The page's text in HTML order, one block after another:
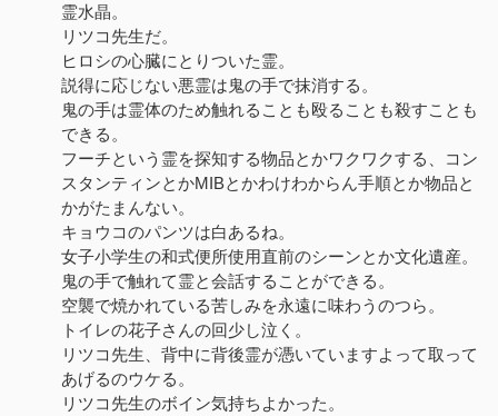
霊水晶。
リツコ先生だ。
ヒロシの心臓にとりついた霊。
説得に応じない悪霊は鬼の手で抹消する。
鬼の手は霊体のため触れることも殴ることも殺すことも
できる。
フーチという霊を探知する物品とかワクワクする、コン
スタンティンとかMIBとかわけわからん手順とか物品と
かがたまんない。
キョウコのパンツは白あるね。
女子小学生の和式便所使用直前のシーンとか文化遺産。
鬼の手で触れて霊と会話することができる。
空襲で焼かれている苦しみを永遠に味わうのつら。
トイレの花子さんの回少し泣く。
リツコ先生、背中に背後霊が憑いていますよって取って
あげるのウケる。
リツコ先生のボイン気持ちよかった。